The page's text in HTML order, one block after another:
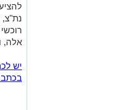
נת"צ,
אלה,
יש